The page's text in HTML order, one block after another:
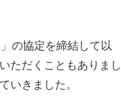
の協定を締結して以
ただくこともありまし
いきました。